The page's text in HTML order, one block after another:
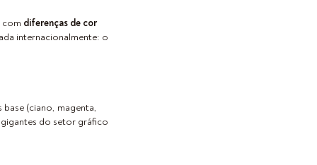
com diferenças de cor
internacionalmente: o
base (ciano, magenta,
do setor gráfico